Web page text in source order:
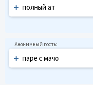
+ полный ат
+ паре с мачо